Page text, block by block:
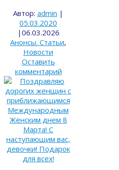
Автор: admin |
05.03.2020
| 06.03.2026
Анонсы. Статьи,
Новости
Оставить
комментарий